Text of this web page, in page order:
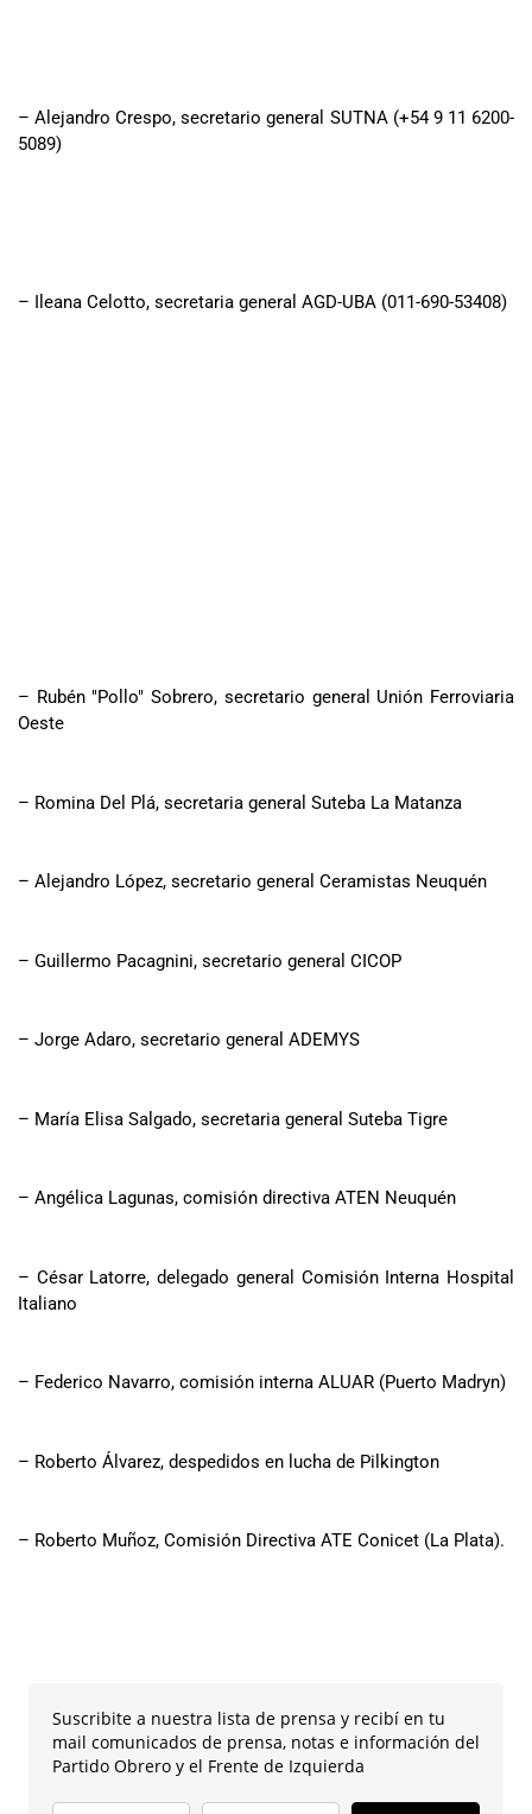
– Alejandro Crespo, secretario general SUTNA (+54 9 11 6200-
5089)
– Ileana Celotto, secretaria general AGD-UBA (011-690-53408)
– Rubén "Pollo" Sobrero, secretario general Unión Ferroviaria
Oeste
– Romina Del Plá, secretaria general Suteba La Matanza
– Alejandro López, secretario general Ceramistas Neuquén
– Guillermo Pacagnini, secretario general CICOP
– Jorge Adaro, secretario general ADEMYS
– María Elisa Salgado, secretaria general Suteba Tigre
– Angélica Lagunas, comisión directiva ATEN Neuquén
– César Latorre, delegado general Comisión Interna Hospital
Italiano
– Federico Navarro, comisión interna ALUAR (Puerto Madryn)
– Roberto Álvarez, despedidos en lucha de Pilkington
– Roberto Muñoz, Comisión Directiva ATE Conicet (La Plata).
Suscribite a nuestra lista de prensa y recibí en tu
mail comunicados de prensa, notas e información del
Partido Obrero y el Frente de Izquierda